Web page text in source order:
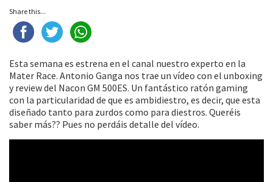
Share this...
Esta semana es estrena en el canal nuestro experto en la
Mater Race. Antonio Ganga nos trae un vídeo con el unboxing
y review del Nacon GM 500ES. Un fantástico ratón gaming
con la particularidad de que es ambidiestro, es decir, que esta
diseñado tanto para zurdos como para diestros. Queréis
saber más?? Pues no perdáis detalle del vídeo.